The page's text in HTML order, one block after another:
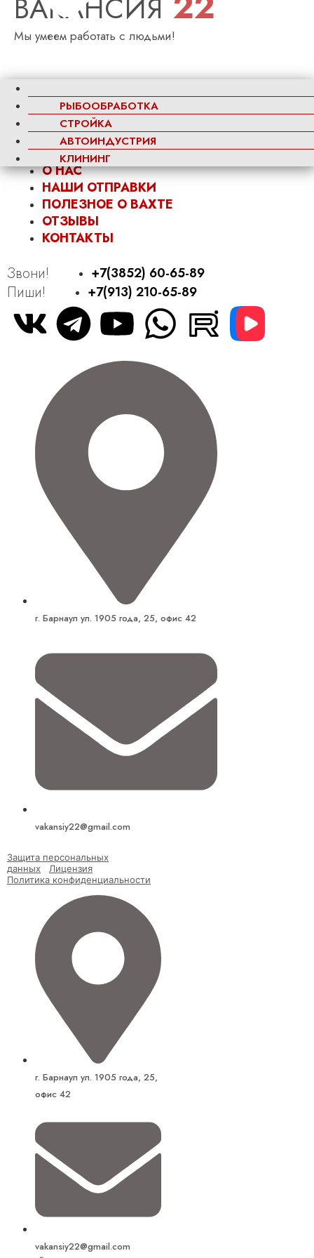
РЫБООБРАБОТКА
СТРОЙКА
АВТОИНДУСТРИЯ
КЛИНИНГ
ВАКАНСИЯ
Мы умеем работать с людьми!
Наши Отправки
Полезное о вахте
Отзывы
Контакты
О НАС
НАШИ ОТПРАВКИ
ПОЛЕЗНОЕ О ВАХТЕ
ОТЗЫВЫ
КОНТАКТЫ
Звони! +7(3852) 60-65-89
Пиши! +7(913) 210-65-89
г. Барнаул ул. 1905 года, 25, офис 42
vakansiy22@gmail.com
Защита персональных
данных
Лицензия
Политика конфиденциальности
г. Барнаул ул. 1905 года, 25,
офис 42
vakansiy22@gmail.com